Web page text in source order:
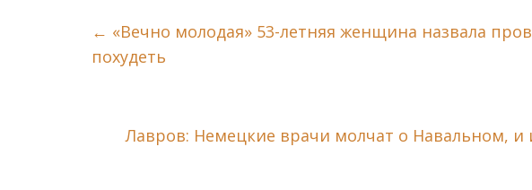
← «Вечно молодая» 53-летняя женщина назвала
похудеть
Лавров: Немецкие врачи молчат о Навальном, и